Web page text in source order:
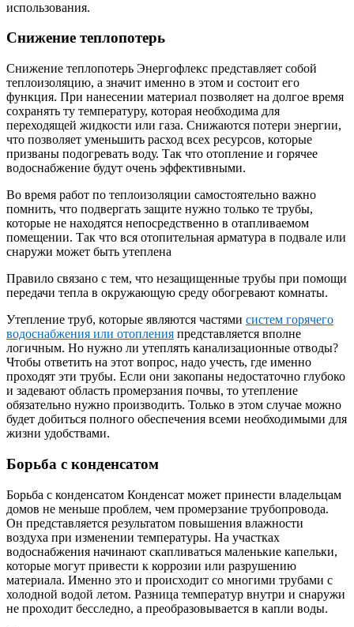
использования.
Снижение теплопотерь
Снижение теплопотерь Энергофлекс представляет собой
теплоизоляцию, а значит именно в этом и состоит его
функция. При нанесении материал позволяет на долгое время
сохранять ту температуру, которая необходима для
переходящей жидкости или газа. Снижаются потери энергии,
что позволяет уменьшить расход всех ресурсов, которые
призваны подогревать воду. Так что отопление и горячее
водоснабжение будут очень эффективными.
Во время работ по теплоизоляции самостоятельно важно
помнить, что подвергать защите нужно только те трубы,
которые не находятся непосредственно в отапливаемом
помещении. Так что вся отопительная арматура в подвале или
снаружи может быть утеплена
Правило связано с тем, что незащищенные трубы при помощи
передачи тепла в окружающую среду обогревают комнаты.
Утепление труб, которые являются частями систем горячего
водоснабжения или отопления представляется вполне
логичным. Но нужно ли утеплять канализационные отводы?
Чтобы ответить на этот вопрос, надо учесть, где именно
проходят эти трубы. Если они закопаны недостаточно глубоко
и задевают область промерзания почвы, то утепление
обязательно нужно производить. Только в этом случае можно
будет добиться полного обеспечения всеми необходимыми для
жизни удобствами.
Борьба с конденсатом
Борьба с конденсатом Конденсат может принести владельцам
домов не меньше проблем, чем промерзание трубопровода.
Он представляется результатом повышения влажности
воздуха при изменении температуры. На участках
водоснабжения начинают скапливаться маленькие капельки,
которые могут привести к коррозии или разрушению
материала. Именно это и происходит со многими трубами с
холодной водой летом. Разница температур внутри и снаружи
не проходит бесследно, а преобразовывается в капли воды.